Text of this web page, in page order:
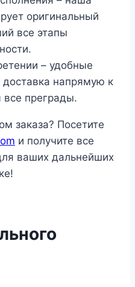
оригинальный
все этапы
– удобные
напрямую к
преграды.
заказа? Посетите
и получите все
ваших дальнейших